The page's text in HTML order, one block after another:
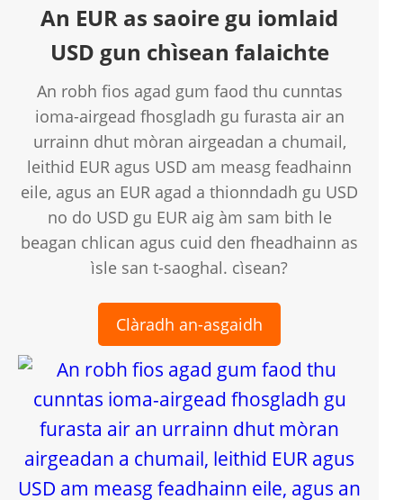
An EUR as saoire gu iomlaid
USD gun chìsean falaichte
An robh fios agad gum faod thu cunntas
ioma-airgead fhosgladh gu furasta air an
urrainn dhut mòran airgeadan a chumail,
leithid EUR agus USD am measg feadhainn
eile, agus an EUR agad a thionndadh gu USD
no do USD gu EUR aig àm sam bith le
beagan chlican agus cuid den fheadhainn as
ìsle san t-saoghal. cìsean?
Clàradh an-asgaidh